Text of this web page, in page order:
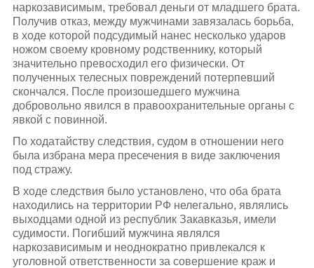
наркозависимым, требовал деньги от младшего брата.
Получив отказ, между мужчинами завязалась борьба,
в ходе которой подсудимый нанес несколько ударов
ножом своему кровному родственнику, который
значительно превосходил его физически. От
полученных телесных повреждений потерпевший
скончался. После произошедшего мужчина
добровольно явился в правоохранительные органы с
явкой с повинной.
По ходатайству следствия, судом в отношении него
была избрана мера пресечения в виде заключения
под стражу.
В ходе следствия было установлено, что оба брата
находились на территории РФ нелегально, являлись
выходцами одной из республик Закавказья, имели
судимости. Погибший мужчина являлся
наркозависимым и неоднократно привлекался к
уголовной ответственности за совершение краж и